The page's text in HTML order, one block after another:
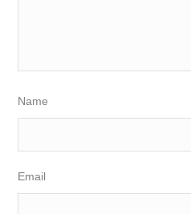
Name
Email